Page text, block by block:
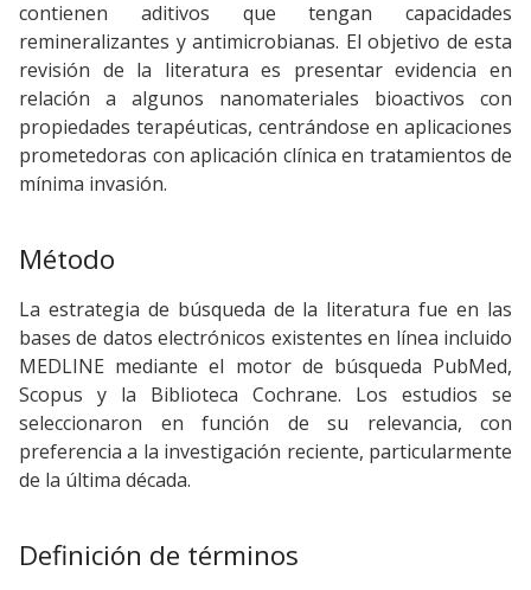
contienen aditivos que tengan capacidades
remineralizantes y antimicrobianas. El objetivo de esta
revisión de la literatura es presentar evidencia en
relación a algunos nanomateriales bioactivos con
propiedades terapéuticas, centrándose en aplicaciones
prometedoras con aplicación clínica en tratamientos de
mínima invasión.
Método
La estrategia de búsqueda de la literatura fue en las
bases de datos electrónicos existentes en línea incluido
MEDLINE mediante el motor de búsqueda PubMed,
Scopus y la Biblioteca Cochrane. Los estudios se
seleccionaron en función de su relevancia, con
preferencia a la investigación reciente, particularmente
de la última década.
Definición de términos